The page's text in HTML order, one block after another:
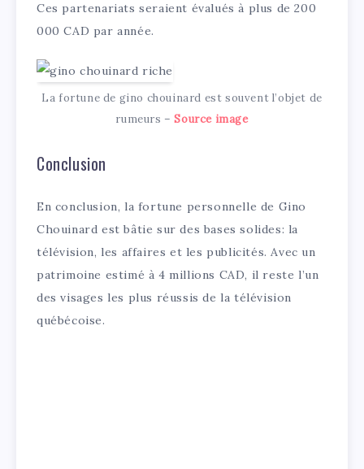
Ces partenariats seraient évalués à plus de 200
000 CAD par année.
La fortune de gino chouinard est souvent l’objet de
rumeurs –Source image
Conclusion
En conclusion, la fortune personnelle de Gino
Chouinard est bâtie sur des bases solides: la
télévision, les affaires et les publicités. Avec un
patrimoine estimé à 4 millions CAD, il reste l’un
des visages les plus réussis de la télévision
québécoise.